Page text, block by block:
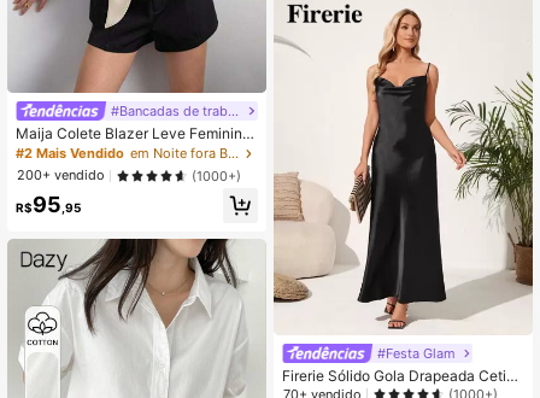
#Bancadas de trabalho
Maija Colete Blazer Leve Feminino
com Decote em V, Botões e Blocos
de Cor Bicolor, para Trabalho, Outo
no/Inverno, Passeio
#2 Mais Vendido
em Noite fora Blazers Femininos Leves
200+ vendido
(1000+)
R$95 ,95
#Festa Glam
Firerie Sólido Gola Drapeada Cetim
Vestido Cami Vestuário De Trabalho
70+ vendido